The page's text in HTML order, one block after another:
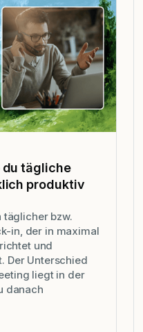
du tägliche
produktiv
täglicher bzw.
in, der in maximal
und
Der Unterschied
liegt in der
danach